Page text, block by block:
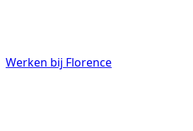
Werken bij Florence